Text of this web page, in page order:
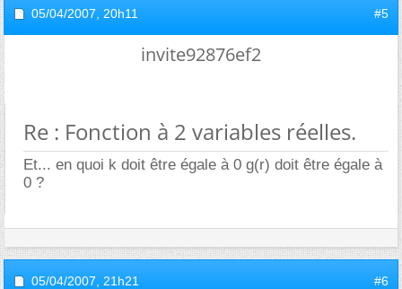
05/04/2007, 20h11 #5
invite92876ef2
Re : Fonction à 2 variables réelles.
Et... en quoi k doit être égale à 0 g(r) doit être égale à
0 ?
05/04/2007, 21h21 #6